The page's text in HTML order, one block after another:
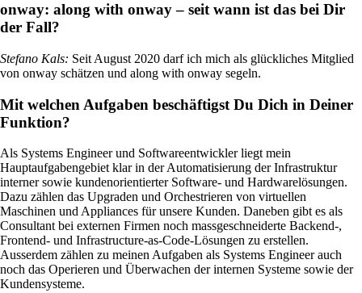
sicheren und stabilen Verbindungen – für
höchste Qualität.
Individuelle und sichere Netzwerkzugriffe
nach Ihren Bedürfnissen.
Internet of Things
Das Internet der Dinge erobert die digitale
Welt – unsere Softwares ermöglichen Ihnen
onway: along with onway – seit wann ist das bei Dir
der Fall?
Stefano Kals: Seit August 2020 darf ich mich als glückliches Mitglied
von onway schätzen und along with onway segeln.
Mit welchen Aufgaben beschäftigst Du Dich in Deiner
Funktion?
Als Systems Engineer und Softwareentwickler liegt mein
Hauptaufgabengebiet klar in der Automatisierung der Infrastruktur
interner sowie kundenorientierter Software- und Hardwarelösungen.
Dazu zählen das Upgraden und Orchestrieren von virtuellen
Maschinen und Appliances für unsere Kunden. Daneben gibt es als
Consultant bei externen Firmen noch massgeschneiderte Backend-,
Frontend- und Infrastructure-as-Code-Lösungen zu erstellen.
Ausserdem zählen zu meinen Aufgaben als Systems Engineer auch
noch das Operieren und Überwachen der internen Systeme sowie der
Kundensysteme.